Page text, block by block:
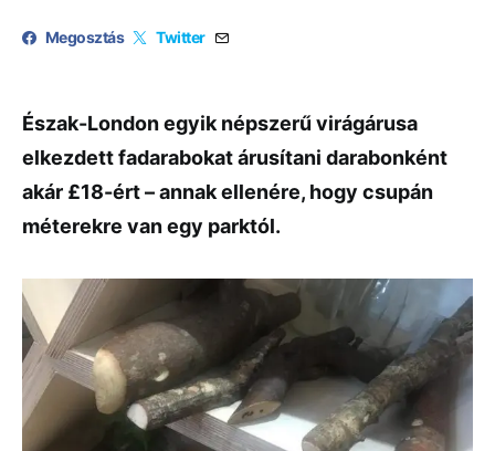
Megosztás Twitter
Észak-London egyik népszerű virágárusa
elkezdett fadarabokat árusítani darabonként
akár £18-ért – annak ellenére, hogy csupán
méterekre van egy parktól.